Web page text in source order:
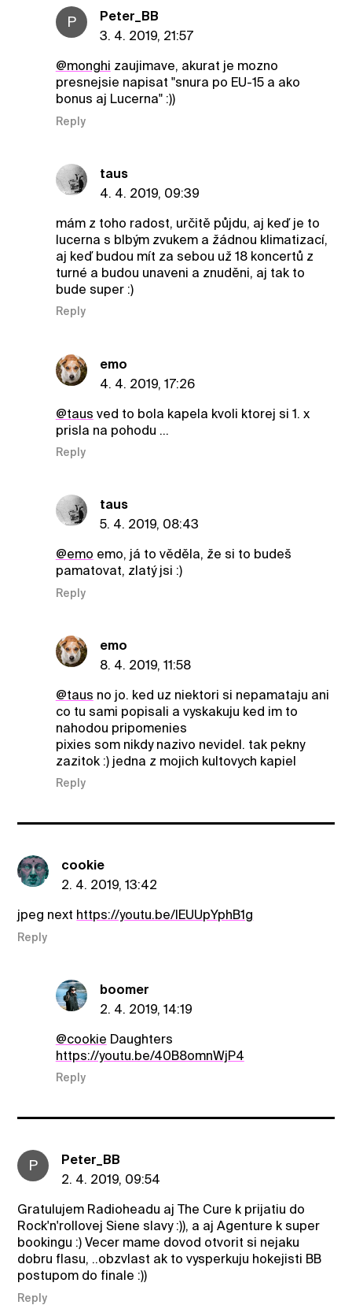
P
Peter_BB
3. 4. 2019, 21:57
@monghi zaujimave, akurat je mozno
presnejsie napisat "snura po EU-15 a ako
bonus aj Lucerna" :))
Reply
taus
4. 4. 2019, 09:39
mám z toho radost, určitě půjdu, aj keď je to
lucerna s blbým zvukem a žádnou klimatizací,
aj keď budou mít za sebou už 18 koncertů z
turné a budou unaveni a znuděni, aj tak to
bude super :)
Reply
emo
4. 4. 2019, 17:26
@taus ved to bola kapela kvoli ktorej si 1. x
prisla na pohodu ...
Reply
taus
5. 4. 2019, 08:43
@emo emo, já to věděla, že si to budeš
pamatovat, zlatý jsi :)
Reply
emo
8. 4. 2019, 11:58
@taus no jo. ked uz niektori si nepamataju ani
co tu sami popisali a vyskakuju ked im to
nahodou pripomenies
pixies som nikdy nazivo nevidel. tak pekny
zazitok :) jedna z mojich kultovych kapiel
Reply
cookie
2. 4. 2019, 13:42
jpeg next https://youtu.be/lEUUpYphB1g
Reply
boomer
2. 4. 2019, 14:19
@cookie Daughters
https://youtu.be/40B8omnWjP4
Reply
P
Peter_BB
2. 4. 2019, 09:54
Gratulujem Radioheadu aj The Cure k prijatiu do
Rock'n'rollovej Siene slavy :)), a aj Agenture k super
bookingu :) Vecer mame dovod otvorit si nejaku
dobru flasu, ..obzvlast ak to vysperkuju hokejisti BB
postupom do finale :))
Reply